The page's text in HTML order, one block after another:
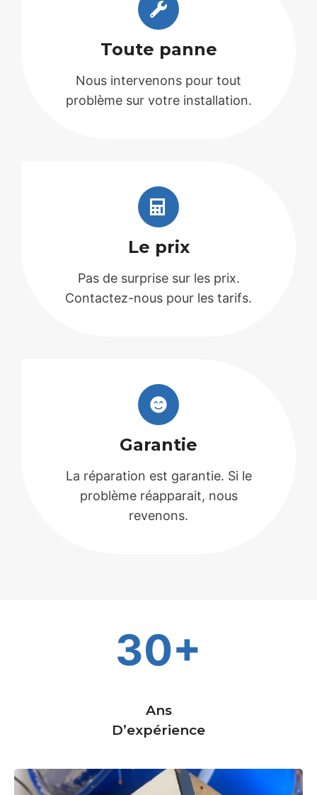
Toute panne
Nous intervenons pour tout
problème sur votre installation.
Le prix
Pas de surprise sur les prix.
Contactez-nous pour les tarifs.
Garantie
La réparation est garantie. Si le
problème réapparait, nous
revenons.
30+
Ans
D’expérience